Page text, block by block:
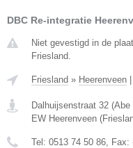
DBC Re-integratie
Niet gevestigd in de
Friesland.
Friesland » Heerenveen
Dalhuijsenstraat 32
EW Heerenveen (
Tel: 0513 74 50 86, Fax: